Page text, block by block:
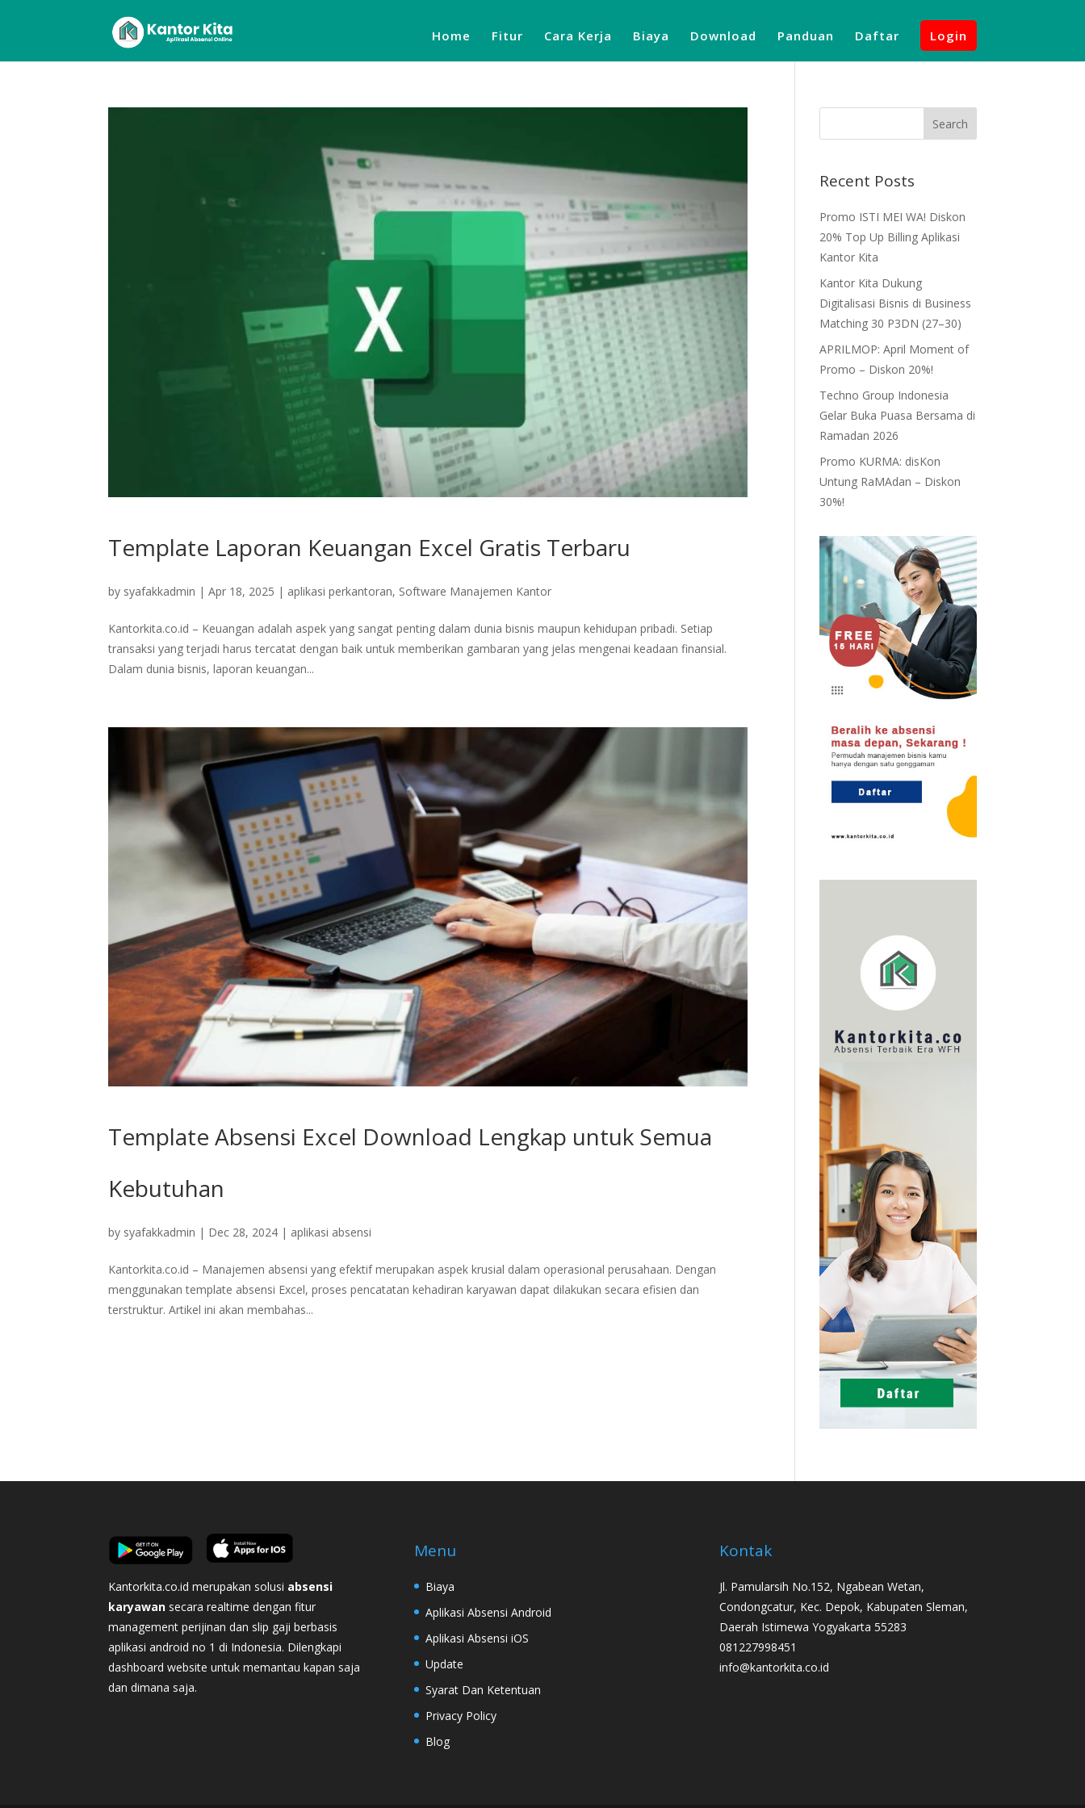
Home Fitur Cara Kerja Biaya Download Panduan Daftar Login
Template Laporan Keuangan Excel Gratis Terbaru
by syafakkadmin |Apr 18, 2025 | aplikasi perkantoran, Software Manajemen Kantor
Kantorkita.co.id – Keuangan adalah aspek yang sangat penting dalam dunia bisnis maupun kehidupan pribadi. Setiap
transaksi yang terjadi harus tercatat dengan baik untuk memberikan gambaran yang jelas mengenai keadaan finansial.
Dalam dunia bisnis, laporan keuangan...
Template Absensi Excel Download Lengkap untuk Semua
Kebutuhan
by syafakkadmin | Dec 28, 2024 | aplikasi absensi
Kantorkita.co.id – Manajemen absensi yang efektif merupakan aspek krusial dalam operasional perusahaan. Dengan
menggunakan template absensi Excel, proses pencatatan kehadiran karyawan dapat dilakukan secara efisien dan
terstruktur. Artikel ini akan membahas...
Recent Posts
Promo ISTI MEI WA! Diskon
20% Top Up Billing Aplikasi
Kantor Kita
Kantor Kita Dukung
Digitalisasi Bisnis di Business
Matching 30 P3DN (27–30)
APRILMOP: April Moment of
Promo – Diskon 20%!
Techno Group Indonesia
Gelar Buka Puasa Bersama di
Ramadan 2026
Promo KURMA: disKon
Untung RaMAdan – Diskon
30%!
Kantorkita.co.id merupakan solusi absensi
karyawan secara realtime dengan fitur
management perijinan dan slip gaji berbasis
aplikasi android no 1 di Indonesia. Dilengkapi
dashboard website untuk memantau kapan saja
dan dimana saja.
Menu
Biaya
Aplikasi Absensi Android
Aplikasi Absensi iOS
Update
Syarat Dan Ketentuan
Privacy Policy
Blog
Kontak
Jl. Pamularsih No.152, Ngabean Wetan,
Condongcatur, Kec. Depok, Kabupaten Sleman,
Daerah Istimewa Yogyakarta 55283
081227998451
info@kantorkita.co.id